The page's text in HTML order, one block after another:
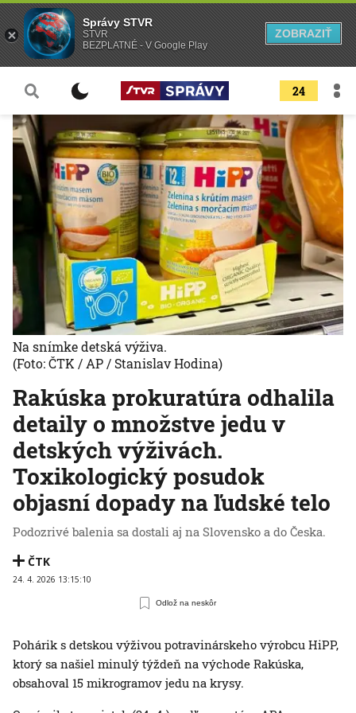
24
Rakúska prokuratúra odhalila
detaily o množstve jedu v
detských výživách.
Toxikologický posudok
objasní dopady na ľudské telo
Podozrivé balenia sa dostali aj na Slovensko a do Česka.
ČTK
24. 4. 2026 13:15:10
Odlož na neskôr
Na snímke detská výživa.
(Foto: ČTK / AP / Stanislav Hodina)
Pohárik s detskou výživou potravinárskeho výrobcu HiPP,
ktorý sa našiel minulý týždeň na východe Rakúska,
obsahoval 15 mikrogramov jedu na krysy.
Správy STVR
STVR
BEZPLATNÉ - V Google Play
ZOBRAZIŤ